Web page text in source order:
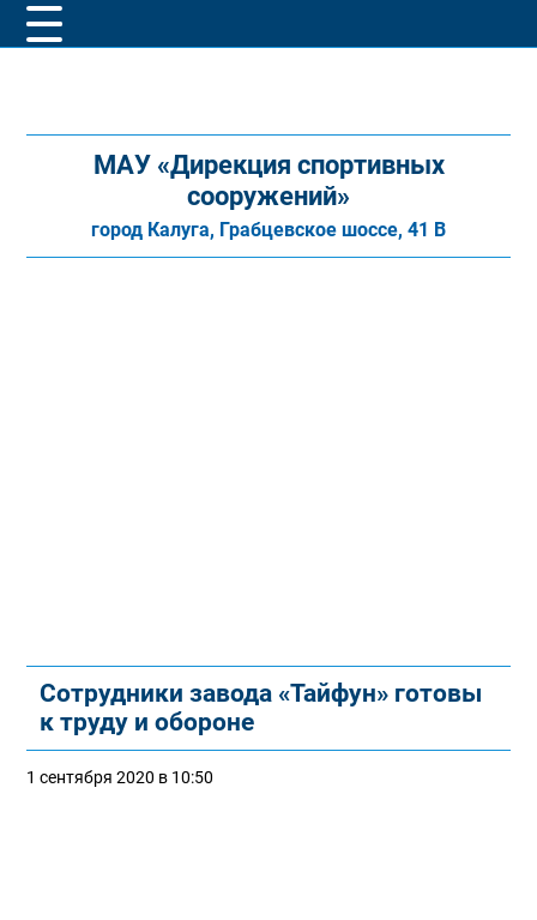
МАУ «Дирекция спортивных
сооружений»
город Калуга, Грабцевское шоссе, 41 В
Сотрудники завода «Тайфун» готовы
к труду и обороне
1 сентября 2020 в 10:50